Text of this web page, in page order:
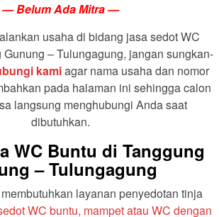
— Belum Ada Mitra —
usaha di bidang jasa sedot WC
– Tulungagung, jangan sungkan-
kamiagar nama usaha dan nomor
pada halaman ini sehingga calon
langsung menghubungi Anda saat
dibutuhkan.
WC Buntu di Tanggung
– Tulungagung
layanan penyedotan tinja
WC buntu, mampet atau WC dengan